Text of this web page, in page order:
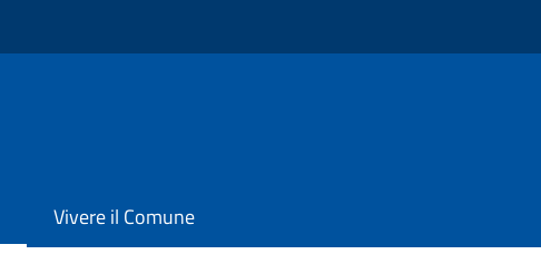
Vivere il Comune